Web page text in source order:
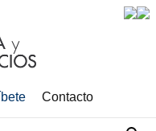
Contacto